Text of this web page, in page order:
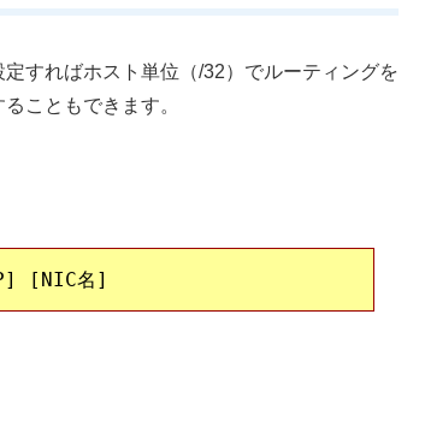
すればホスト単位（/32）でルーティングを
こともできます。